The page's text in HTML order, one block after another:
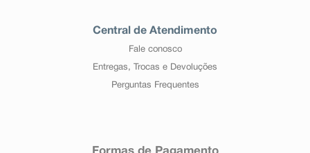
Central de Atendimento
Fale conosco
Entregas, Trocas e Devoluções
Perguntas Frequentes